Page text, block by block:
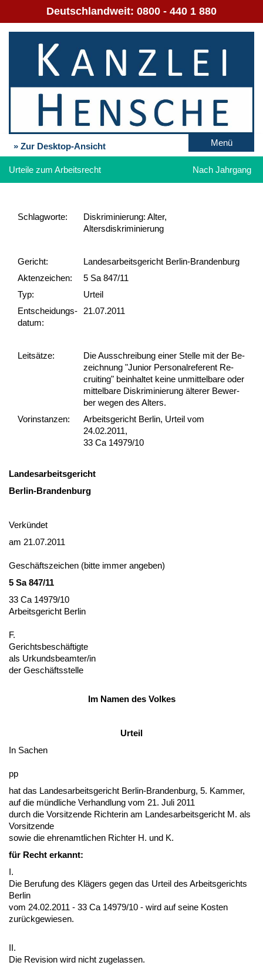
Deutschlandweit: 0800 - 440 1 880
» Zur Desktop-Ansicht Menü
Urteile zum Arbeitsrecht Nach Jahrgang
Schlag­worte:
Diskriminierung: Alter,
Altersdiskriminierung
Gericht:
Landesarbeitsgericht Berlin-Brandenburg
Akten­zeichen:
5 Sa 847/11
Typ:
Urteil
Ent­scheid­ungs­
datum:
21.07.2011
Leit­sätze:
Die Aus­schrei­bung ei­ner Stel­le mit der Be­
zeich­nung "Ju­ni­or Per­so­nal­re­fe­rent Re­
cruit­ing" be­inhal­tet kei­ne un­mit­tel­ba­re oder
mit­tel­ba­re Dis­kri­mi­nie­rung älte­rer Be­wer­
ber we­gen des Al­ters.
Vor­ins­tan­zen:
Arbeitsgericht Berlin, Urteil vom
24.02.2011,
33 Ca 14979/10
Lan­des­ar­beits­ge­richt
Ber­lin-Bran­den­burg
Verkündet
am 21.07.2011
Geschäfts­zei­chen (bit­te im­mer an­ge­ben)
5 Sa 847/11
33 Ca 14979/10
Ar­beits­ge­richt Ber­lin
F.
Ge­richts­beschäftig­te
als Ur­kunds­be­am­ter/in
der Geschäfts­stel­le
Im Na­men des Vol­kes
Ur­teil
In Sa­chen
pp
hat das Lan­des­ar­beits­ge­richt Ber­lin-Bran­den­burg, 5. Kam­mer,
auf die münd­li­che Ver­hand­lung vom 21. Ju­li 2011
durch die Vor­sit­zen­de Rich­te­rin am Lan­des­ar­beits­ge­richt M. als
Vor­sit­zen­de
so­wie die eh­ren­amt­li­chen Rich­ter H. und K.
für Recht er­kannt:
I.
Die Be­ru­fung des Klägers ge­gen das Ur­teil des Ar­beits­ge­richts
Ber­lin
vom 24.02.2011 - 33 Ca 14979/10 - wird auf sei­ne Kos­ten
zurück­ge­wie­sen.
II.
Die Re­vi­si­on wird nicht zu­ge­las­sen.